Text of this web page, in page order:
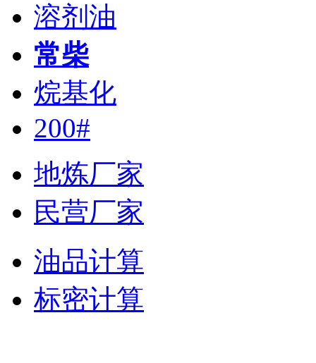
溶剂油
常柴
烷基化
200#
地炼厂家
民营厂家
油品计算
标密计算